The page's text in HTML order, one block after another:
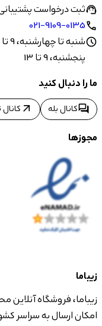
support_agentثبت درخواست
call
021-9109-0135
scheduleشنبه تا چهارشنبه، 9 تا 17
پنجشنبه، 9 تا 13
ما را دنبال کنید
forumکانال بله arrow_outward کانال
مجوزها
زیباما
زیباما، فروشگاه آنلاین
امکان ارسال به سراسر